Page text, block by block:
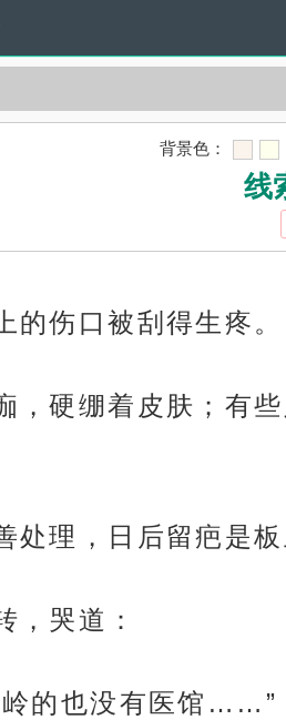
背景色：
线
的伤口被刮得生疼。
，硬绷着皮肤；有
处理，日后留疤是板
，哭道：
岭的也没有医馆……”